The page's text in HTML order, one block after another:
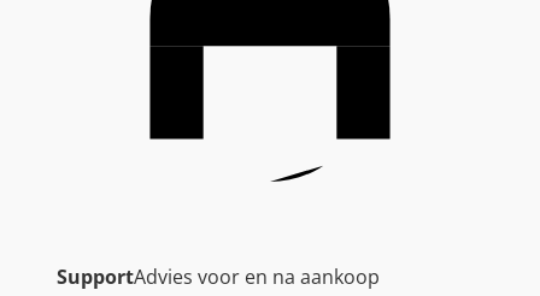
SupportAdvies voor en na aankoop